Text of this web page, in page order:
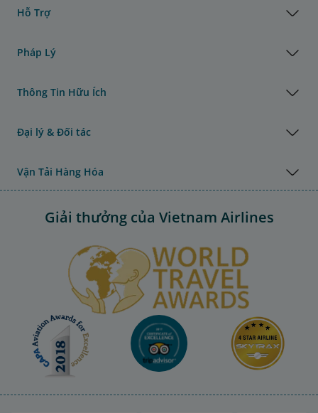
Hỗ Trợ
Pháp Lý
Thông Tin Hữu Ích
Đại lý & Đối tác
Vận Tải Hàng Hóa
Giải thưởng của Vietnam Airlines